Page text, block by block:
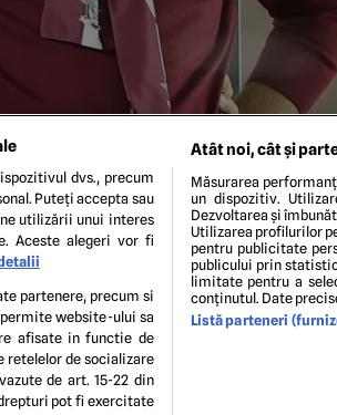
ȘI CONDIȚIIPOLITICA DE CONFIDENTIALITATE
dvs., precum
Puteți accepta sau
utilizării unui interes
Aceste alegeri vor fi
partenere, precum si
website-ului sa
afisate in functie de
retelelor de socializare
de art. 15-22 din
pot fi exercitate
Atât noi, cât și
Măsurarea
un dispozitiv.
Dezvoltarea și
Utilizarea profilurilor
pentru publicitate
publicului prin
limitate pentru a
conținutul. Date
Listă parteneri